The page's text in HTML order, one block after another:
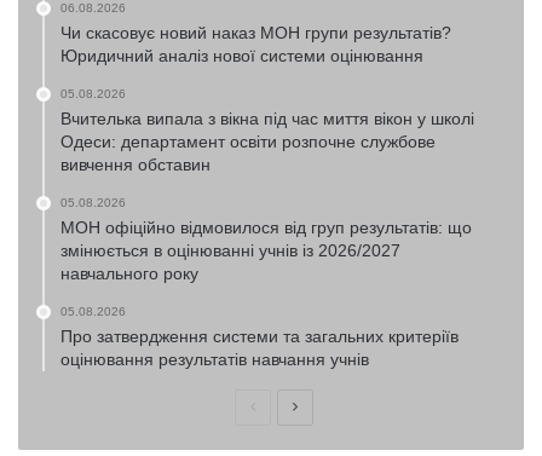
06.08.2026
Чи скасовує новий наказ МОН групи результатів?
Юридичний аналіз нової системи оцінювання
05.08.2026
Вчителька випала з вікна під час миття вікон у школі
Одеси: департамент освіти розпочне службове
вивчення обставин
05.08.2026
МОН офіційно відмовилося від груп результатів: що
змінюється в оцінюванні учнів із 2026/2027
навчального року
05.08.2026
Про затвердження системи та загальних критеріїв
оцінювання результатів навчання учнів
ПопередняНаступна